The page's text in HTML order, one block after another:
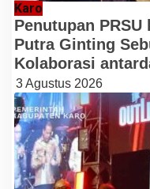
Karo
Penutupan
Putra Ginting
Kolaborasi
3 Agustus 2026